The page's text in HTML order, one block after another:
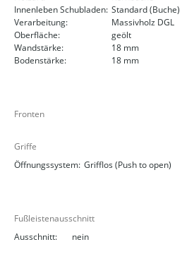
Innenleben Schubladen: Standard (Buche)
Verarbeitung:
Massivholz DGL
Oberfläche:
geölt
Wandstärke:
18 mm
Bodenstärke:
18 mm
Fronten
Griffe
Öffnungssystem: Grifflos (Push to open)
Fußleistenausschnitt
Ausschnitt:
nein